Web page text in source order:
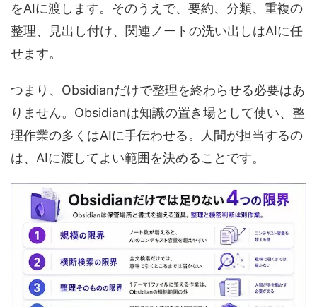
をAIに渡します。そのうえで、要約、分類、重複の
整理、見出し付け、関連ノートの洗い出しはAIに任
せます。
つまり、Obsidianだけで整理を終わらせる必要はあ
りません。Obsidianは知識の置き場として使い、整
理作業の多くはAIに手伝わせる。人間が担当するの
は、AIに渡してよい範囲を決めることです。